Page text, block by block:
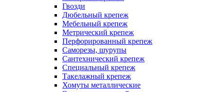
Гвозди
Дюбельный крепеж
Мебельный крепеж
Метрический крепеж
Перфорированный крепеж
Саморезы, шурупы
Сантехнический крепеж
Специальный крепеж
Такелажный крепеж
Хомуты металлические